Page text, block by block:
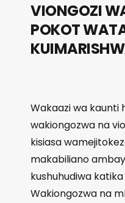
VIONGOZI
POKOT
Wakaazi wa kaunti
wakiongozwa na
kisiasa
makabiliano
kushuhudiwa
Wakiongozwa na